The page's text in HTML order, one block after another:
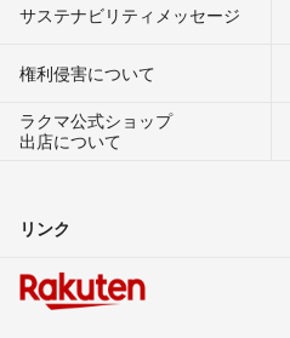
サステナビリティメッセージ
権利侵害について
ラクマ公式ショップ
出店について
リンク